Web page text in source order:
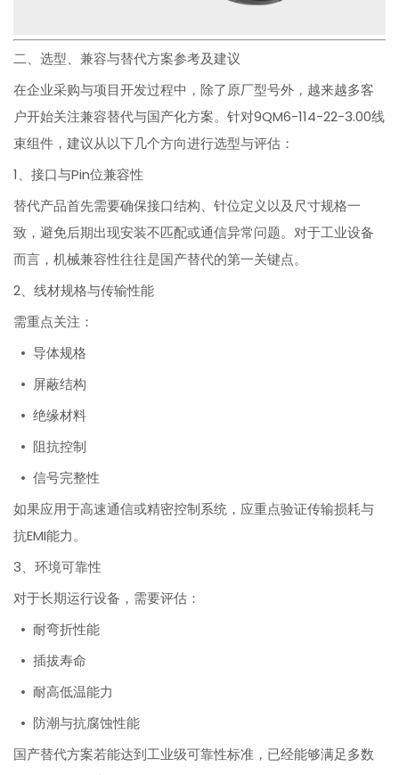
二、选型、兼容与替代方案参考及建议
在企业采购与项目开发过程中，除了原厂型号外，越来越多客
户开始关注兼容替代与国产化方案。针对9QM6-114-22-3.00线
束组件，建议从以下几个方向进行选型与评估：
1、接口与Pin位兼容性
替代产品首先需要确保接口结构、针位定义以及尺寸规格一
致，避免后期出现安装不匹配或通信异常问题。对于工业设备
而言，机械兼容性往往是国产替代的第一关键点。
2、线材规格与传输性能
需重点关注：
• 导体规格
• 屏蔽结构
• 绝缘材料
• 阻抗控制
• 信号完整性
如果应用于高速通信或精密控制系统，应重点验证传输损耗与
抗EMI能力。
3、环境可靠性
对于长期运行设备，需要评估：
• 耐弯折性能
• 插拔寿命
• 耐高低温能力
• 防潮与抗腐蚀性能
国产替代方案若能达到工业级可靠性标准，已经能够满足多数